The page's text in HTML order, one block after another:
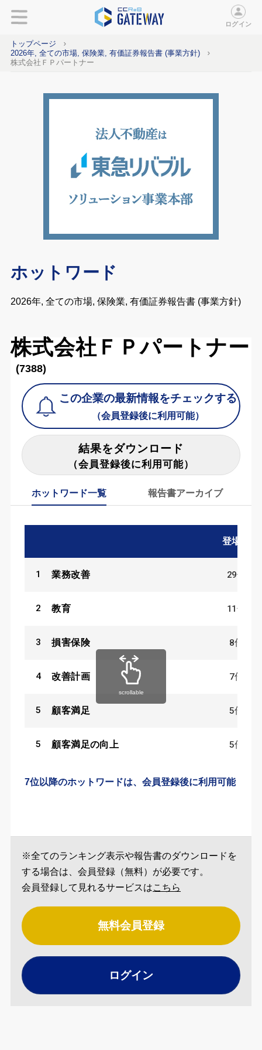
ログイン
トップページ
2026年, 全ての市場, 保険業, 有価証券報告書 (事業方針)
株式会社ＦＰパートナー
ホットワード
2026年, 全ての市場, 保険業, 有価証券報告書 (事業方針)
株式会社ＦＰパートナー
(7388)
この企業の最新情報をチェックする
（会員登録後に利用可能）
結果をダウンロード
（会員登録後に利用可能）
ホットワード一覧 報告書アーカイブ
登場数
1 業務改善 29件
2 教育 11件
3 損害保険 8件
4 改善計画 7件
5 顧客満足 5件
5 顧客満足の向上 5件
7位以降のホットワードは、会員登録後に利用可能
scrollable
※全てのランキング表示や報告書のダウンロードを
する場合は、会員登録（無料）が必要です。
会員登録して見れるサービスはこちら
無料会員登録
ログイン